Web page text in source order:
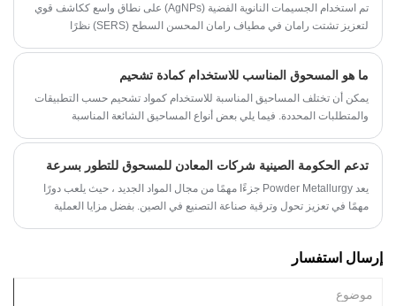
تم استخدام الجسيمات النانوية الفضية (AgNPs) على نطاق واسع ككاشف قوي
لتعزيز تشتت رامان في مطياف رامان المحسن السطح (SERS) نظرًا
SERS باستخدام AgNPs في الموقع.
ما هو المسحوق المناسب للاستخدام كمادة تشحيم
يمكن أن تختلف المساحيق المناسبة للاستخدام كمواد تشحيم حسب التطبيقات
والمتطلبات المحددة. فيما يلي بعض أنواع المساحيق الشائعة المناسبة
تدعم الحكومة الصينية شركات المعادن للمسحوق للتطور بسرعة
يعد Powder Metallurgy جزءًا مهمًا من مجال المواد الجديد ، حيث يلعب دورًا
مهمًا في تعزيز تحول وترقية صناعة التصنيع في الصين. بفضل مزايا العملية
إرسال استفسار